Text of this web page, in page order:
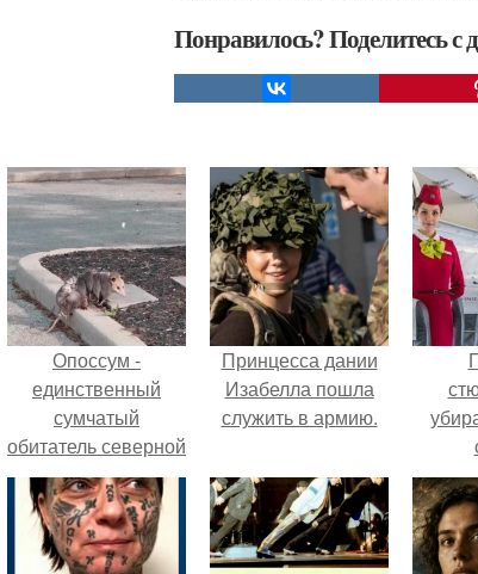
Понравилось? Поделитесь с
Опоссум -
единственный
сумчатый
обитатель северной
америки.
Принцесса дании
Изабелла пошла
служить в армию.